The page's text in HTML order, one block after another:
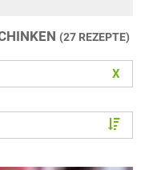
(27 REZEPTE)
X